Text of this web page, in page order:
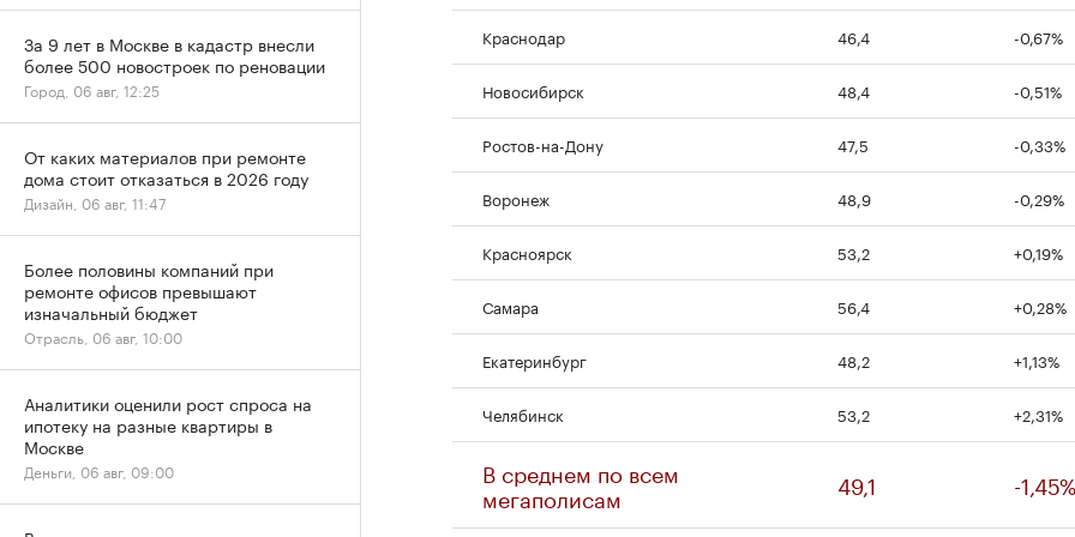
Краснодар 46,4 -0,67%
Новосибирск 48,4 -0,51%
Ростов-на-Дону 47,5 -0,33%
Воронеж 48,9 -0,29%
Красноярск 53,2 +0,19%
Самара 56,4 +0,28%
Екатеринбург 48,2 +1,13%
Челябинск 53,2 +2,31%
В среднем по всем
мегаполисам 49,1 -1,45%
За 9 лет в Москве в кадастр внесли
более 500 новостроек по реновации
Город, 06 авг, 12:25
От каких материалов при ремонте
дома стоит отказаться в 2026 году
Дизайн, 06 авг, 11:47
Более половины компаний при
ремонте офисов превышают
изначальный бюджет
Отрасль, 06 авг, 10:00
Аналитики оценили рост спроса на
ипотеку на разные квартиры в
Москве
Деньги, 06 авг, 09:00